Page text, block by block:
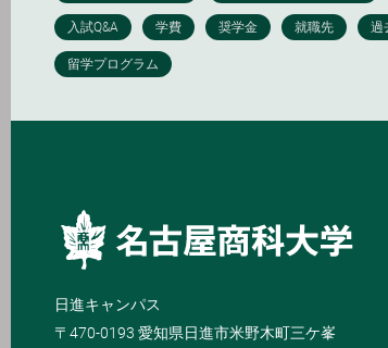
日進キャンパス
〒470-0193 愛知県日進市米野木町三ケ峯